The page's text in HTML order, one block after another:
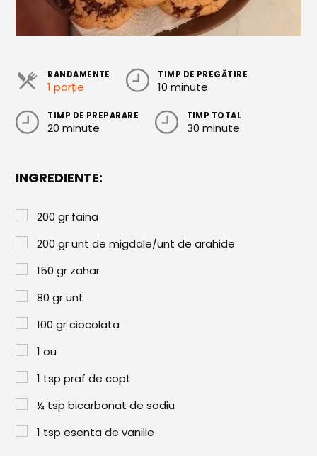
Deserturi Sănătoase
Plăcinte, Tarte și Rulade
Torturi
Conserve
Garnituri
Pâine
Paste & Risotto
Patiserie
Aluaturi Dulci
Pizza
RANDAMENTE
1 porție
TIMP DE PREGĂTIRE
10 minute
TIMP DE PREPARARE
20 minute
TIMP TOTAL
30 minute
INGREDIENTE:
200 gr faina
200 gr unt de migdale/unt de arahide
150 gr zahar
80 gr unt
100 gr ciocolata
1 ou
1 tsp praf de copt
½ tsp bicarbonat de sodiu
1 tsp esenta de vanilie